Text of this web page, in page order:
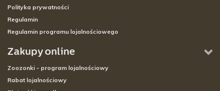
Polityka prywatności
Regulamin
Regulamin programu lojalnościowego
Zakupy online
Zoozonki - program lojalnościowy
Rabat lojalnościowy